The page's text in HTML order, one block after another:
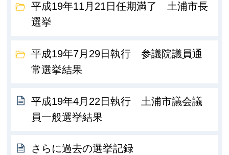
平成19年11月21日任期満了 土浦市長
選挙
平成19年7月29日執行 参議院議員通
常選挙結果
平成19年4月22日執行 土浦市議会議
員一般選挙結果
さらに過去の選挙記録